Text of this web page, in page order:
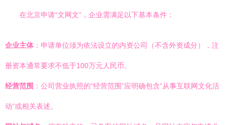
在北京申请“文网文”，企业需满足以下基本条件：
企业主体 ：申请单位须为依法设立的内资公司（不含外资成分），注
册资本通常要求不低于100万元人民币。
经营范围 ：公司营业执照的“经营范围”应明确包含“从事互联网文化活
动”或相关表述。